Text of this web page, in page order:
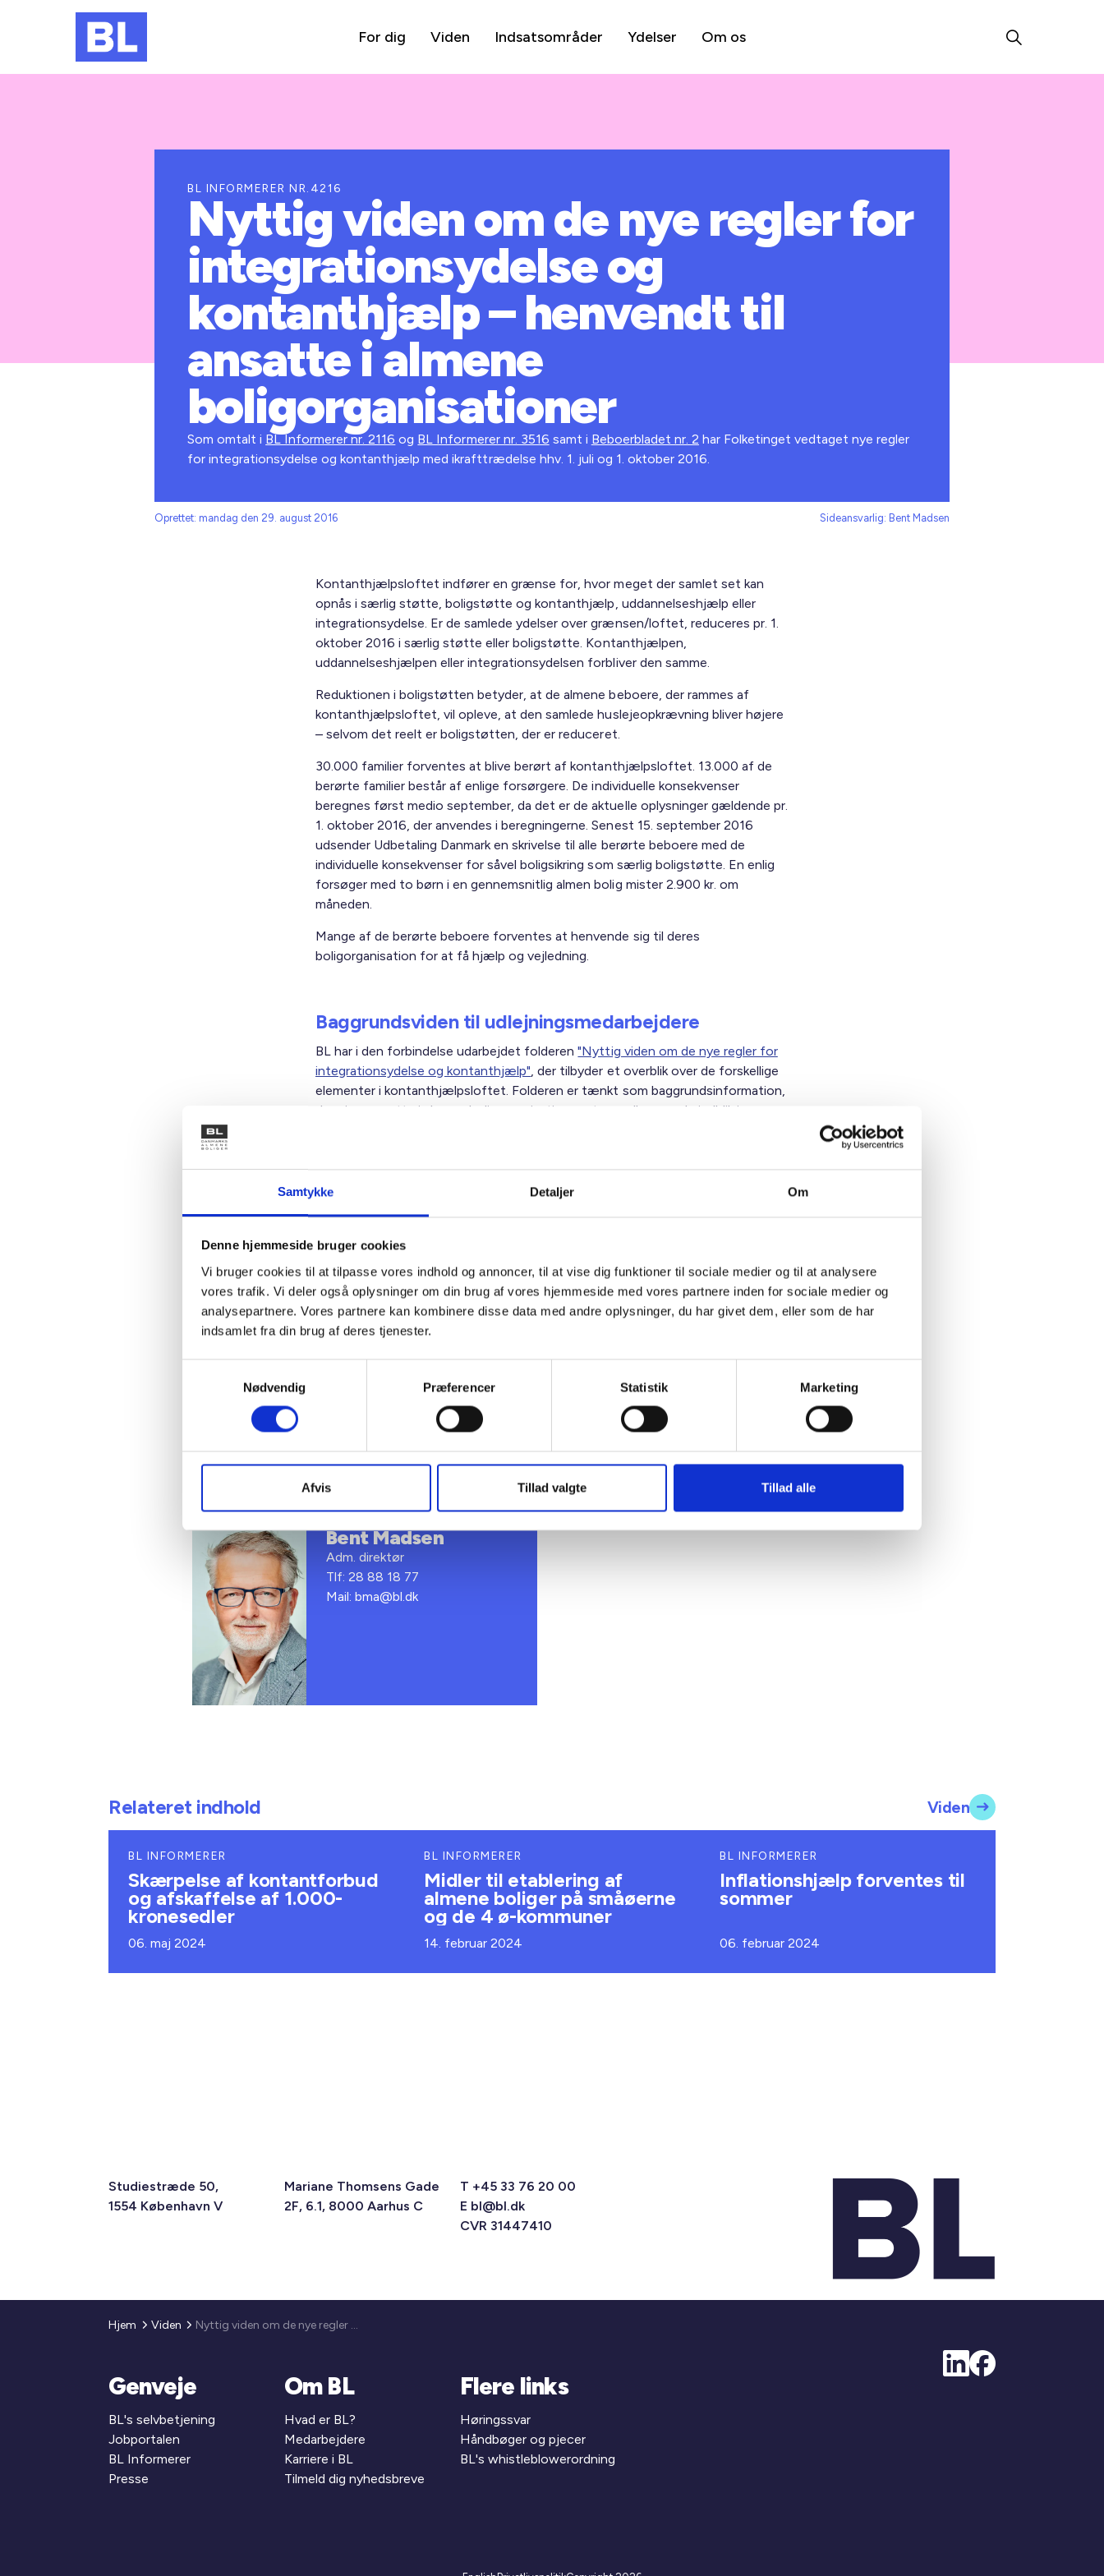
Samtykke Detaljer Om
Denne hjemmeside bruger cookies
Vi bruger cookies til at tilpasse vores indhold og annoncer, til at vise dig funktioner til sociale medier og til at analysere
vores trafik. Vi deler også oplysninger om din brug af vores hjemmeside med vores partnere inden for sociale medier og
analysepartnere. Vores partnere kan kombinere disse data med andre oplysninger, du har givet dem, eller som de har
indsamlet fra din brug af deres tjenester.
Nødvendig
Præferencer Statistik Marketing
Afvis Tillad valgte Tillad alle
For dig Viden Indsatsområder Ydelser Om os
BL INFORMERER NR.4216
Nyttig viden om de nye regler for
integrationsydelse og
kontanthjælp – henvendt til
ansatte i almene
boligorganisationer
Som omtalt i BL Informerer nr. 2116 og BL Informerer nr. 3516 samt i Beboerbladet nr. 2 har Folketinget vedtaget nye regler
for integrationsydelse og kontanthjælp med ikrafttrædelse hhv. 1. juli og 1. oktober 2016.
Oprettet: mandag den 29. august 2016 Sideansvarlig: Bent Madsen
Kontanthjælpsloftet indfører en grænse for, hvor meget der samlet set kan
opnås i særlig støtte, boligstøtte og kontanthjælp, uddan­nelseshjælp eller
integrationsydelse. Er de samlede ydelser over grænsen/loftet, reduceres pr. 1.
okto­ber 2016 i særlig støtte eller boligstøtte. Kontanthjælpen,
uddannelseshjælpen eller integrati­onsydelsen forbliver den samme.
Reduktionen i boligstøtten betyder, at de almene beboere, der ram­mes af
kontanthjælpsloftet, vil opleve, at den sam­lede huslejeopkrævning bliver højere
– selvom det reelt er boligstøtten, der er reduceret.
30.000 familier forventes at blive berørt af kontant­hjælpsloftet. 13.000 af de
berørte familier består af enlige forsørgere. De individuelle konse­kvenser
beregnes først medio september, da det er de aktuelle oplysninger gældende pr.
1. oktober 2016, der anvendes i beregningerne. Senest 15. septem­ber 2016
udsender Udbetaling Danmark en skrivelse til alle berørte beboere med de
individuelle konse­kvenser for såvel boligsikring som særlig boligstøtte. En enlig
forsøger med to børn i en gennemsnitlig almen bolig mister 2.900 kr. om
måneden.
Mange af de berørte beboere forventes at henvende sig til deres
boligorganisation for at få hjælp og vejledning.
Baggrundsviden til udlejningsmedarbejdere
BL har i den forbindelse udarbejdet folderen"Nyttig viden om de nye regler for
integrationsydelse og kontanthjælp", der tilbyder et overblik over de for­skellige
elementer i kontanthjælpsloftet. Folderen er tænkt som baggrundsinformation,
der giver ansatte i almene boligorganisationer et grundlæggende indblik i
Information til beboerne
Sidst i folderen er en side, som man kan udlevere til beboere, der er berørt af
kon­tanthjælpsloftet. Siden fortæller, hvor man som beboer kan henvende sig,
og hvor man kan få mere viden.
Bent Madsen / Anne Sophie Hansen
Kontakt
Bent Madsen
Adm. direktør
Tlf: 28 88 18 77
Mail: bma@bl.dk
Relateret indhold Viden
BL INFORMERER
Skærpelse af kontantforbud
og afskaffelse af 1.000-
kronesedler
06. maj 2024
BL INFORMERER
Midler til etablering af
almene boliger på småøerne
og de 4 ø-kommuner
14. februar 2024
BL INFORMERER
Inflationshjælp forventes til
sommer
06. februar 2024
Studiestræde 50,
1554 København V
Mariane Thomsens Gade
2F, 6.1, 8000 Aarhus C
T +45 33 76 20 00
E bl@bl.dk
CVR 31447410
Hjem Viden Nyttig viden om de nye regler for integrationsydelse og kontanthjælp – henvendt til ansatte i almene boligorganisationer
Genveje
BL's selvbetjening
Jobportalen
BL Informerer
Presse
Om BL
Hvad er BL?
Medarbejdere
Karriere i BL
Tilmeld dig nyhedsbreve
Flere links
Høringssvar
Håndbøger og pjecer
BL's whistleblowerordning